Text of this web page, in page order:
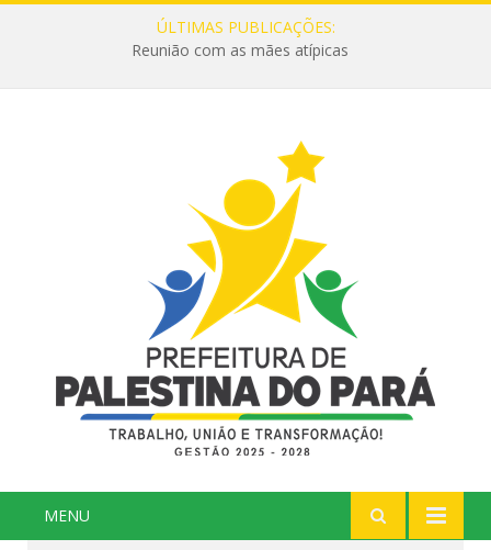
ÚLTIMAS PUBLICAÇÕES:
Reunião com as mães atípicas
MENU